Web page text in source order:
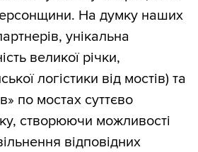
На думку наших
унікальна
великої річки,
логістики від мостів) та
по мостах суттєво
створюючи можливості
відповідних